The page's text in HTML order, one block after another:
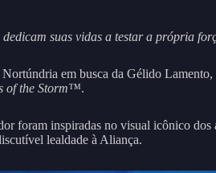
suas vidas a testar a própria
em busca da Gélido
of the Storm™.
foram inspiradas no visual icônico dos
lealdade à Aliança.